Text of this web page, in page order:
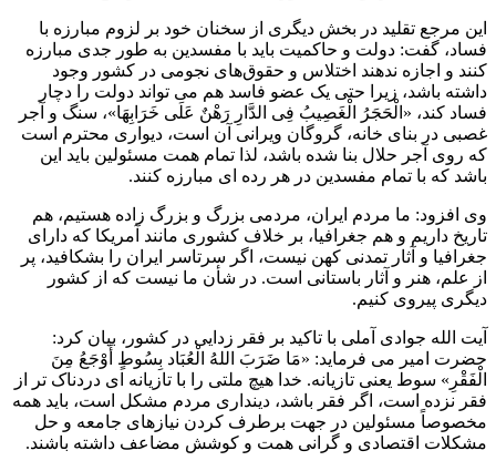
این مرجع تقلید در بخش دیگری از سخنان خود بر لزوم مبارزه با
فساد، گفت: دولت و حاکمیت باید با مفسدین به طور جدی مبارزه
کنند و اجازه ندهند اختلاس و حقوق‌های نجومی در کشور وجود
داشته باشد، زیرا حتی یک عضو فاسد هم می تواند دولت را دچار
فساد کند، «الْحَجَرُ الْغَصِیبُ فِی الدَّارِ رَهْنٌ عَلَی خَرَابِهَا»، سنگ و آجر
غصبی در بنای خانه، گروگان ویرانی آن است، دیواری محترم است
که روی آجر حلال بنا شده باشد، لذا تمام همت مسئولین باید این
باشد که با تمام مفسدین در هر رده ای مبارزه کنند.
وی افزود: ما مردم ایران، مردمی بزرگ و بزرگ زاده هستیم، هم
تاریخ داریم و هم جغرافیا، بر خلاف کشوری مانند آمریکا که دارای
جغرافیا و آثار تمدنی کهن نیست، اگر سرتاسر ایران را بشکافید، پر
از علم، هنر و آثار باستانی است. در شأن ما نیست که از کشور
دیگری پیروی کنیم.
آیت الله جوادی آملی با تاکید بر فقر زدایی در کشور، بیان کرد:
حضرت امیر می فرماید: «مَا ضَرَبَ اللهُ الْعُبَاد بِسُوطٍ أَوْجَعُ مِنَ
الْفَقْرِ» سوط یعنی تازیانه. خدا هیچ ملتی را با تازیانه ای دردناک تر از
فقر نزده است، اگر فقر باشد، دینداری مردم مشکل است، باید همه
مخصوصاً مسئولین در جهت برطرف کردن نیازهای جامعه و حل
مشکلات اقتصادی و گرانی همت و کوشش مضاعف داشته باشند.